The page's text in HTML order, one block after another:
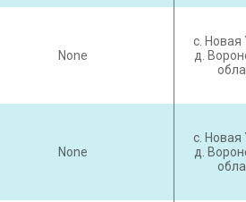
None
с. Новая
д.
None
с. Новая
д.